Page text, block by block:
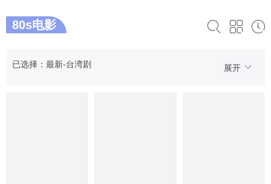
80s电影
展开
已选择：最新-台湾剧